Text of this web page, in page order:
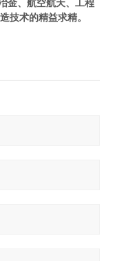
金、航空航天、工程
技术的精益求精。